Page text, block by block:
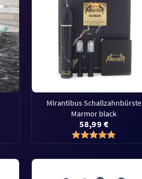
Mirantibus Schallzahnbürste
Marmor black
58,99 €